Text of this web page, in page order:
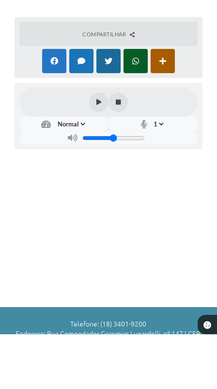
COMPARTILHAR
Telefone: (18) 3401-9200
Endereço: Rua Comendador Geremias Lunardelli, nº 147 | CEP: